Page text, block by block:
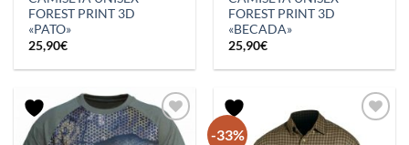
FOREST PRINT 3D
«PATO»
25,90€
FOREST PRINT 3D
«BECADA»
25,90€
-33%